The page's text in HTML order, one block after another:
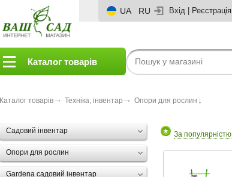
UA RU Вхід Реєстрація
Каталог товарів
Каталог товарів Техніка, інвентар Опори для рослин
Садовий інвентар
Опори для рослин
Gardena садовий інвентар
За популярністю